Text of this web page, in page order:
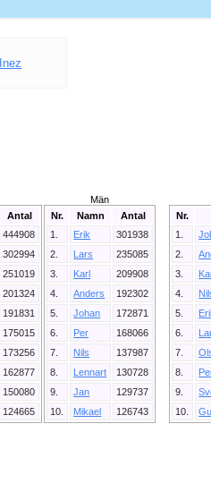
Inez
Antal
444908
302994
251019
201324
191831
175015
173256
162877
150080
124665
Män
Nr.
Namn
Antal
1.
Erik
301938
2.
Lars
235085
3.
Karl
209908
4.
Anders
192302
5.
Johan
172871
6.
Per
168066
7.
Nils
137987
8.
Lennart
130728
9.
Jan
129737
10.
Mikael 126743
Nr.
1.
2.
3.
4.
5.
6.
7.
8.
9.
10.